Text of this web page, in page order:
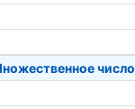
число